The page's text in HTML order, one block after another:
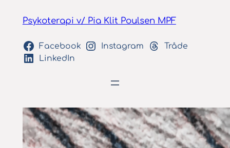
Psykoterapi v/ Pia Klit Poulsen MPF
Facebook Instagram
Tråde
LinkedIn